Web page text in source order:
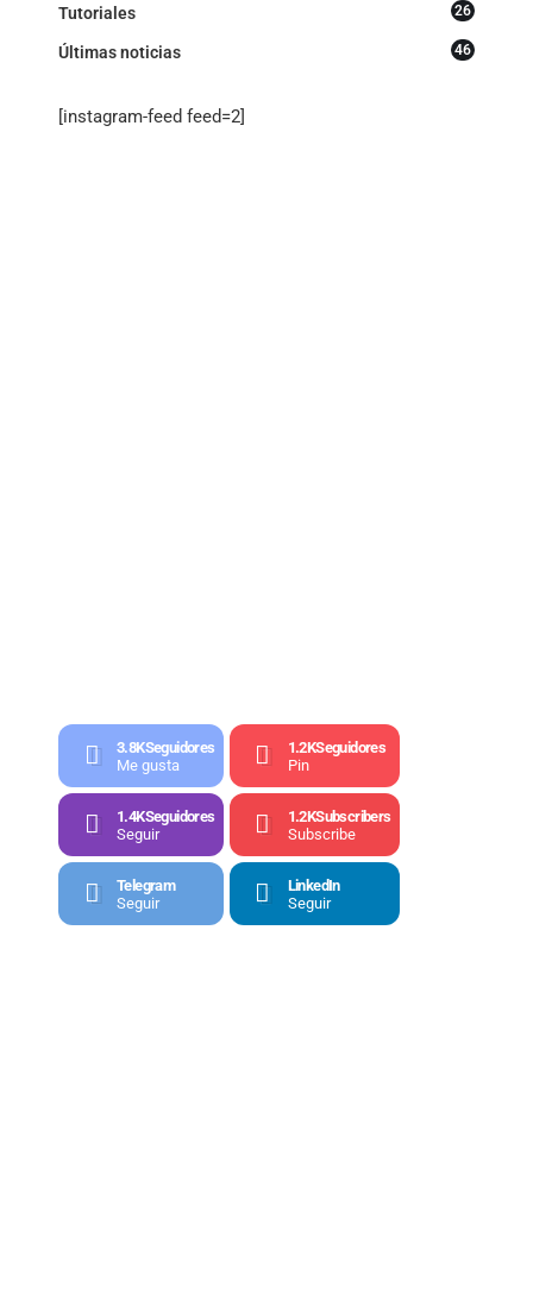
Tutoriales 26
Últimas noticias 46
[instagram-feed feed=2]
3.8KSeguidores
Me gusta
1.2KSeguidores
Pin
1.4KSeguidores
Seguir
1.2KSubscribers
Subscribe
Telegram
Seguir
LinkedIn
Seguir